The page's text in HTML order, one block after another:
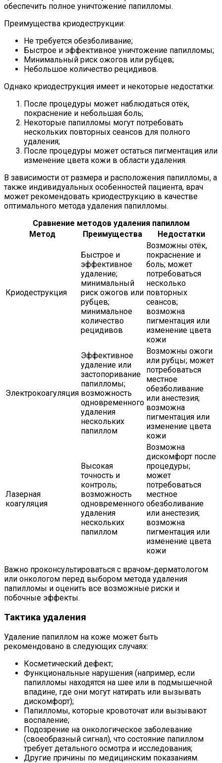
обеспечить полное уничтожение папилломы.
Преимущества криодеструкции:
Не требуется обезболивание;
Быстрое и эффективное уничтожение папилломы;
Минимальный риск ожогов или рубцев;
Небольшое количество рецидивов.
Однако криодеструкция имеет и некоторые недостатки:
После процедуры может наблюдаться отёк,
покраснение и небольшая боль;
Некоторые папилломы могут потребовать
нескольких повторных сеансов для полного
удаления;
После процедуры может остаться пигментация или
изменение цвета кожи в области удаления.
В зависимости от размера и расположения папилломы, а
также индивидуальных особенностей пациента, врач
может рекомендовать криодеструкцию в качестве
оптимального метода удаления папилломы.
Сравнение методов удаления папиллом
Метод
Преимущества Недостатки
Криодеструкция
Быстрое и
эффективное
удаление;
минимальный
риск ожогов или
рубцев;
минимальное
количество
рецидивов
Возможны отёк,
покраснение и
боль; может
потребоваться
несколько
повторных
сеансов;
возможна
пигментация или
изменение цвета
кожи
Электрокоагуляция
Эффективное
удаление или
застопоривание
папилломы;
возможность
одновременного
удаления
нескольких
папиллом
Возможны ожоги
или рубцы; может
потребоваться
местное
обезболивание
или анестезия;
возможна
пигментация или
изменение цвета
кожи
Лазерная
коагуляция
Высокая
точность и
контроль;
возможность
одновременного
удаления
нескольких
папиллом
Возможна
дискомфорт после
процедуры;
может
потребоваться
местное
обезболивание
или анестезия;
возможна
пигментация или
изменение цвета
кожи
Важно проконсультироваться с врачом-дерматологом
или онкологом перед выбором метода удаления
папилломы и оценить все возможные риски и
побочные эффекты.
Тактика удаления
Удаление папиллом на коже может быть
рекомендовано в следующих случаях:
Косметический дефект;
Функциональные нарушения (например, если
папилломы находятся на шее или в подмышечной
впадине, где они могут натирать или вызывать
дискомфорт);
Папилломы, которые кровоточат или вызывают
воспаление;
Подозрение на онкологическое заболевание
(своеобразный сигнал), что состояние папиллом
требует детального осмотра и исследования;
Другие причины по медицинским показаниям.